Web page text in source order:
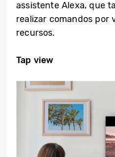
assistente Alexa, que
realizar comandos por
recursos.
Tap view